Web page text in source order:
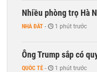
Nhiều phòng trọ Hà
NHÀ ĐẤT - 1 phút trước
Ông Trump sắp có
QUỐC TẾ - 1 phút trước